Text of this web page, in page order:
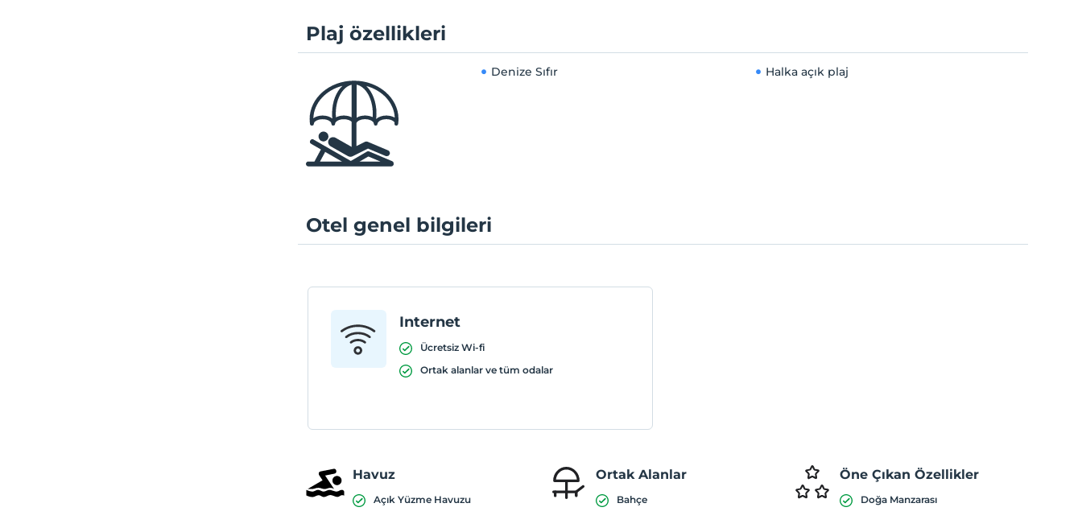
Plaj özellikleri
Denize Sıfır Halka açık plaj
Otel genel bilgileri
Internet
Ücretsiz Wi-fi
Ortak alanlar ve tüm odalar
Havuz
Açık Yüzme Havuzu
Ortak Alanlar
Bahçe
Öne Çıkan Özellikler
Doğa Manzarası